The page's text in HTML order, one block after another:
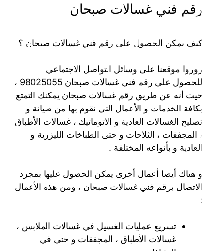
رقم فني غسالات صبحان
كيف يمكن الحصول على رقم فني غسالات صبحان ؟
زوروا موقعنا على وسائل التواصل الاجتماعي
للحصول على رقم فني غسالات صبحان 98025055 ،
حيث أنه عن طريق رقم غسالات صبحان يمكنك التمتع
بكافة الخدمات و الأعمال التي نقوم بها من صيانة و
تصليح الغسالات العادية و الاتوماتيك ، غسالات الأطباق
، المجففات ، الثلاجات و حتى الطباخات الليزرية و
العادية و بأنواعه المختلفة .
و هناك أيضا أعمال أخرى يمكن الحصول عليها بمجرد
الاتصال برقم فني غسالات صبحان ، ومن هذه الأعمال
:
تسريع عمليات الغسيل في غسالات الملابس ،
غسالات الأطباق ، المجففات و حتى في